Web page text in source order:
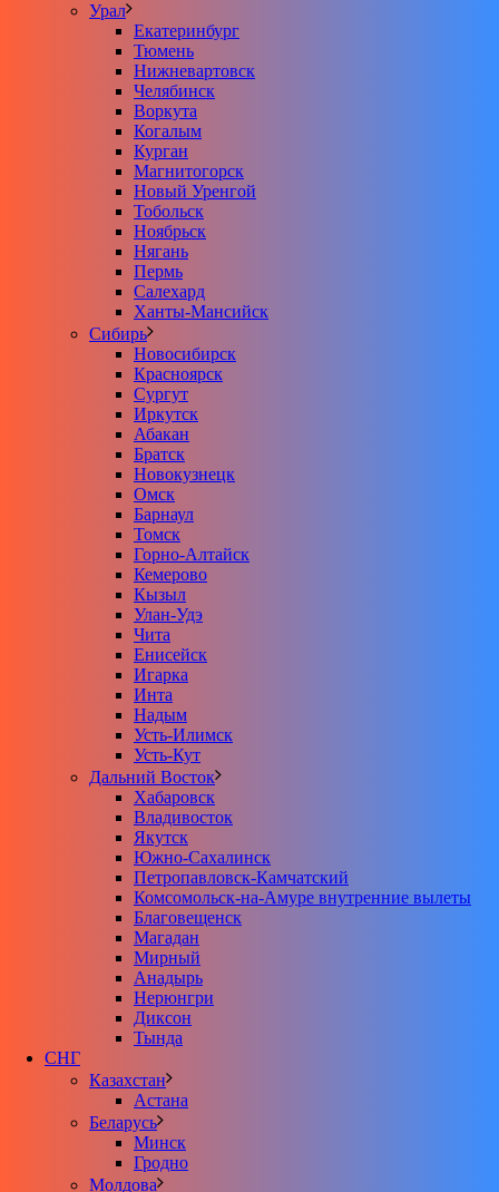
Урал
Екатеринбург
Тюмень
Нижневартовск
Челябинск
Воркута
Когалым
Курган
Магнитогорск
Новый Уренгой
Тобольск
Ноябрьск
Нягань
Пермь
Салехард
Ханты-Мансийск
Сибирь
Новосибирск
Красноярск
Сургут
Иркутск
Абакан
Братск
Новокузнецк
Омск
Барнаул
Томск
Горно-Алтайск
Кемерово
Кызыл
Улан-Удэ
Чита
Енисейск
Игарка
Инта
Надым
Усть-Илимск
Усть-Кут
Дальний Восток
Хабаровск
Владивосток
Якутск
Южно-Сахалинск
Петропавловск-Камчатский
Комсомольск-на-Амуре внутренние вылеты
Благовещенск
Магадан
Мирный
Анадырь
Нерюнгри
Диксон
Тында
СНГ
Казахстан
Астана
Беларусь
Минск
Гродно
Молдова